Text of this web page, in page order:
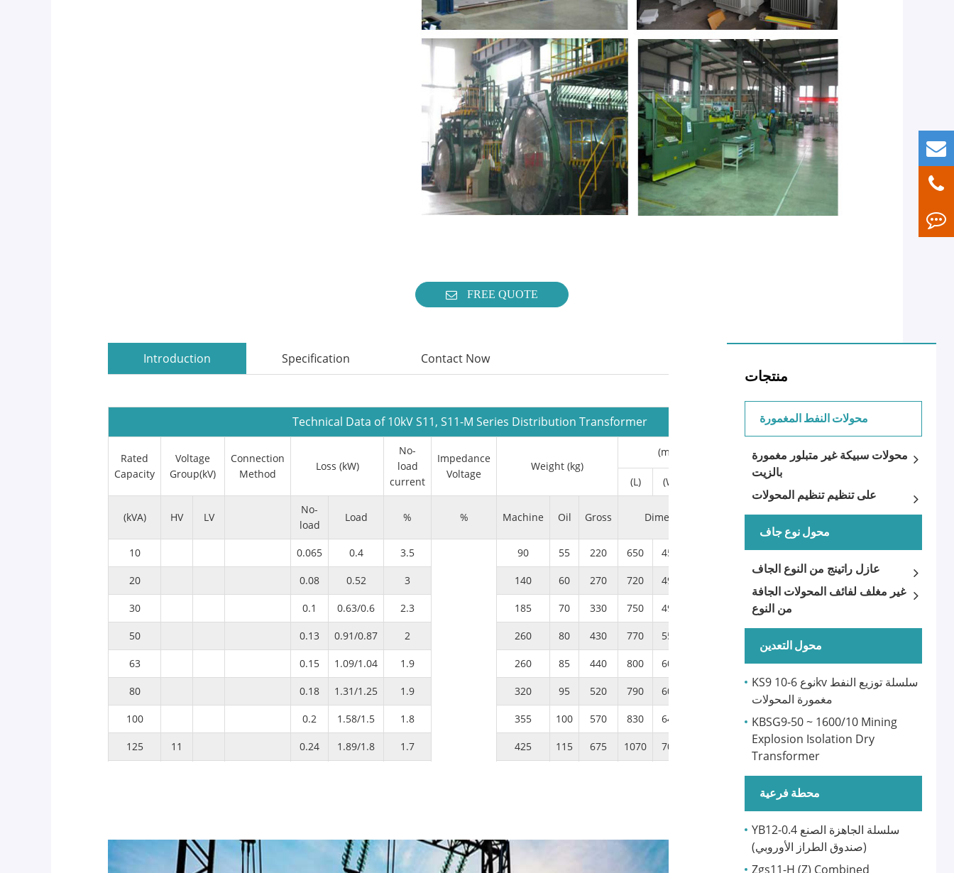
FREE QUOTE
منتجات
محولات النفط المغمورة
محولات سبيكة غير متبلور مغمورة
بالزيت
على تنظيم تنظيم المحولات
محول نوع جاف
عازل راتينج من النوع الجاف
غير مغلف لفائف المحولات الجافة
من النوع
محول التعدين
KS9 نوع 6-10kv سلسلة توزيع النفط
مغمورة المحولات
KBSG9-50 ~ 1600/10 Mining
Explosion Isolation Dry
Transformer
محطة فرعية
YB12-0.4 سلسلة الجاهزة الصنع
(صندوق الطراز الأوروبي)
Zgs11-H (Z) Combined
Introduction Specification Contact Now
Technical Data of 10kV S11, S11-M Series Distribution Transformer
Rated
Capacity
Voltage
Group(kV)
Connection
Method
Loss (kW)
No-
load
current
Impedance
Voltage
Weight (kg)
(mm) Gauge
(L) (W)
(kVA) HV LV
No-
load
Load % % Machine Oil Gross Dimension Vertical Horizontal
10 0.065 0.4 3.5 90 55 220 650 450 400 350
20 0.08 0.52 3 140 60 270 720 490 350
30 0.1 0.63/0.6 2.3 185 70 330 750 490 450
50 0.13 0.91/0.87 2 260 80 430 770 550
63 0.15 1.09/1.04 1.9 260 85 440 800 600 450 380
80 0.18 1.31/1.25 1.9 320 95 520 790 600 450 430
100 0.2 1.58/1.5 1.8 355 100 570 830 640 550 450
125 11 0.24 1.89/1.8 1.7 425 115 675 1070 700 550 470
550 520
520
650 550
6.3 3.83/3.65 650 550